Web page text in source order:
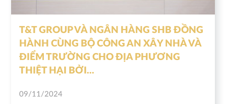
T&T GROUP VÀ NGÂN HÀNG SHB ĐỒNG
HÀNH CÙNG BỘ CÔNG AN XÂY NHÀ VÀ
ĐIỂM TRƯỜNG CHO ĐỊA PHƯƠNG
THIỆT HẠI BỞI...
09/11/2024